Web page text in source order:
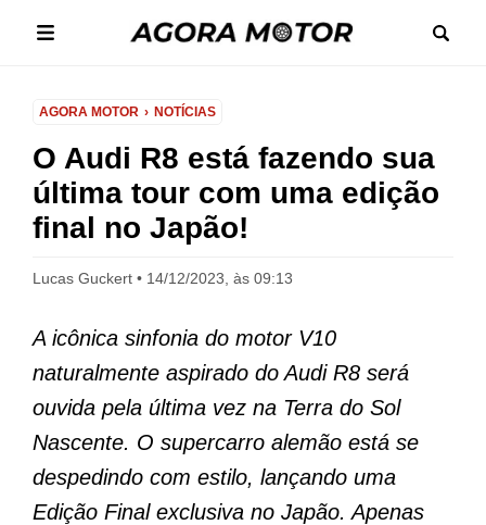
AGORA MOTOR NOTÍCIAS
O Audi R8 está fazendo sua
última tour com uma edição
final no Japão!
Lucas Guckert 14/12/2023, às 09:13
A icônica sinfonia do motor V10
naturalmente aspirado do Audi R8 será
ouvida pela última vez na Terra do Sol
Nascente. O supercarro alemão está se
despedindo com estilo, lançando uma
Edição Final exclusiva no Japão. Apenas